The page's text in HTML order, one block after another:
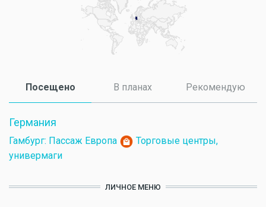
Посещено (активная вкладка)
В планах Рекомендую
Германия
Гамбург: Пассаж Европа
Торговые центры,
универмаги
ЛИЧНОЕ МЕНЮ